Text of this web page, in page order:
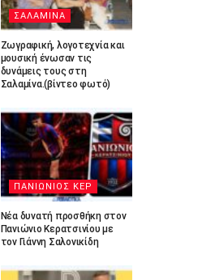
ΣΑΛΑΜΙΝΑ
Ζωγραφική, λογοτεχνία και
μουσική ένωσαν τις
δυνάμεις τους στη
Σαλαμίνα.(βίντεο φωτό)
ΠΑΝΙΩΝΙΟΣ ΚΕΡ
Νέα δυνατή προσθήκη στον
Πανιώνιο Κερατσινίου με
τον Γιάννη Σαλονικίδη